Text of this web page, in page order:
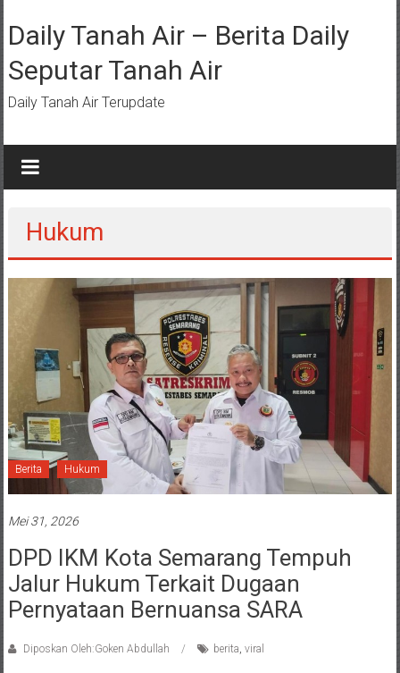
ke
konten
Daily Tanah Air – Berita Daily
Seputar Tanah Air
Daily Tanah Air Terupdate
Hukum
Berita Hukum
Mei 31, 2026
DPD IKM Kota Semarang Tempuh
Jalur Hukum Terkait Dugaan
Pernyataan Bernuansa SARA
Diposkan Oleh:Goken Abdullah berita, viral